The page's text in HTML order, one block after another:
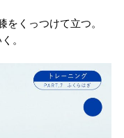
をくっつけて立つ。
。